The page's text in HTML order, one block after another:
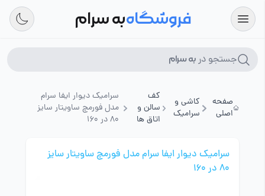
فروشگاهبه سرام
جستجو در به سرام
صفحه
اصلی
کاشی و
سرامیک
کف
سالن و
اتاق ها
سرامیک دیوار ایفا سرام
مدل فورمچ ساویتار سایز
80 در 160
سرامیک دیوار ایفا سرام مدل فورمچ ساویتار سایز
80 در 160